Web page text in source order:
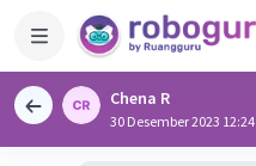
Chena R
30 Desember 2023 12:24